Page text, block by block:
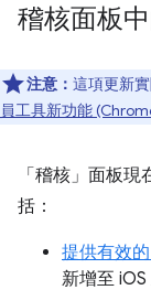
稽核面板
注意： 這項更新
員工具新功能
「稽核」面板現
括：
提供有效的
新增至 iOS